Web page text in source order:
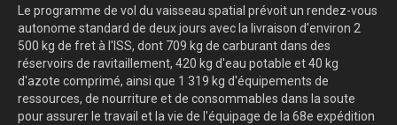
Le programme de vol du vaisseau spatial prévoit un rendez-vous
autonome standard de deux jours avec la livraison d'environ 2
500 kg de fret à l'ISS, dont 709 kg de carburant dans des
réservoirs de ravitaillement, 420 kg d'eau potable et 40 kg
d'azote comprimé, ainsi que 1 319 kg d'équipements de
ressources, de nourriture et de consommables dans la soute
pour assurer le travail et la vie de l'équipage de la 68e expédition